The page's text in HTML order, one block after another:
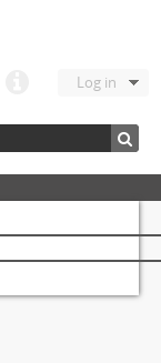
Log in